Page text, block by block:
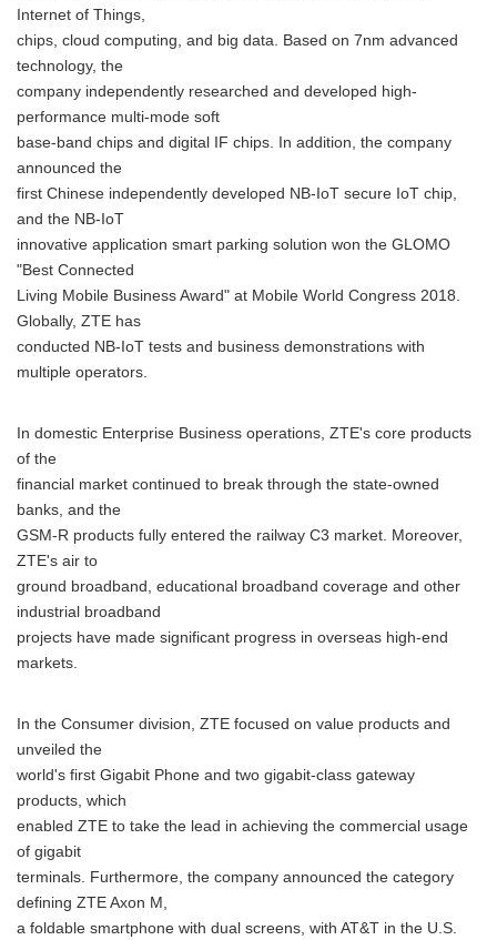
Internet of Things,
chips, cloud computing, and big data. Based on 7nm advanced
technology, the
company independently researched and developed high-
performance multi-mode soft
base-band chips and digital IF chips. In addition, the company
announced the
first Chinese independently developed NB-IoT secure IoT chip,
and the NB-IoT
innovative application smart parking solution won the GLOMO
"Best Connected
Living Mobile Business Award" at Mobile World Congress 2018.
Globally, ZTE has
conducted NB-IoT tests and business demonstrations with
multiple operators.
In domestic Enterprise Business operations, ZTE's core products
of the
financial market continued to break through the state-owned
banks, and the
GSM-R products fully entered the railway C3 market. Moreover,
ZTE's air to
ground broadband, educational broadband coverage and other
industrial broadband
projects have made significant progress in overseas high-end
markets.
In the Consumer division, ZTE focused on value products and
unveiled the
world's first Gigabit Phone and two gigabit-class gateway
products, which
enabled ZTE to take the lead in achieving the commercial usage
of gigabit
terminals. Furthermore, the company announced the category
defining ZTE Axon M,
a foldable smartphone with dual screens, with AT&T in the U.S.